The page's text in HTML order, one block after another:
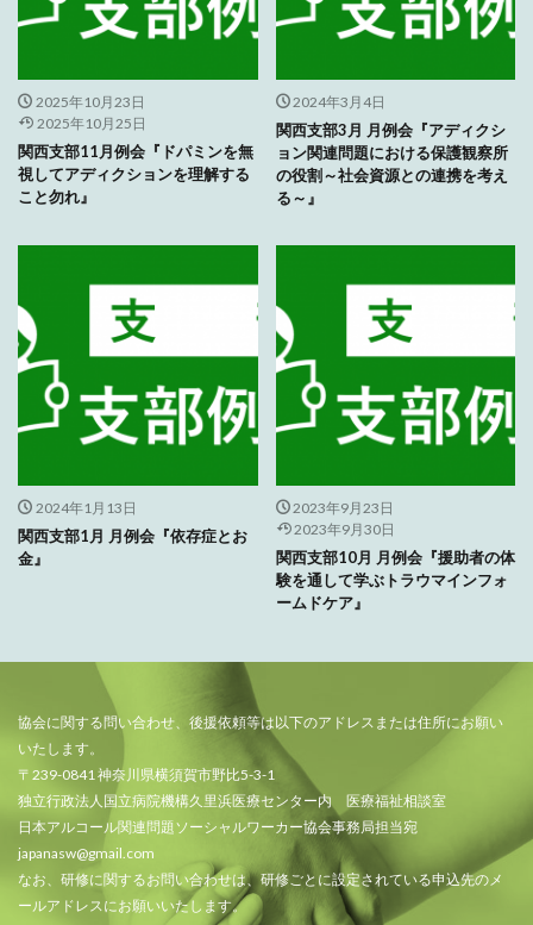
2025年10月23日
2025年10月25日
関西支部11月例会『ドパミンを無
視してアディクションを理解する
こと勿れ』
2024年3月4日
関西支部3月 月例会『アディクシ
ョン関連問題における保護観察所
の役割～社会資源との連携を考え
る～』
2024年1月13日
関西支部1月 月例会『依存症とお
金』
2023年9月23日
2023年9月30日
関西支部10月 月例会『援助者の体
験を通して学ぶトラウマインフォ
ームドケア』
協会に関する問い合わせ、後援依頼等は以下のアドレスまたは住所にお願い
いたします。
〒239-0841 神奈川県横須賀市野比5-3-1
独立行政法人国立病院機構久里浜医療センター内 医療福祉相談室
日本アルコール関連問題ソーシャルワーカー協会事務局担当宛
japanasw@gmail.com
なお、研修に関するお問い合わせは、研修ごとに設定されている申込先のメ
ールアドレスにお願いいたします。